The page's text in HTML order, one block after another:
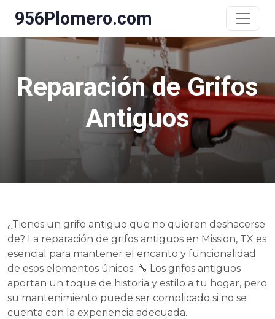
956Plomero.com
Reparación de Grifos
Antiguos
¿Tienes un grifo antiguo que no quieren deshacerse
de? La reparación de grifos antiguos en Mission, TX es
esencial para mantener el encanto y funcionalidad
de esos elementos únicos. 🔧 Los grifos antiguos
aportan un toque de historia y estilo a tu hogar, pero
su mantenimiento puede ser complicado si no se
cuenta con la experiencia adecuada.